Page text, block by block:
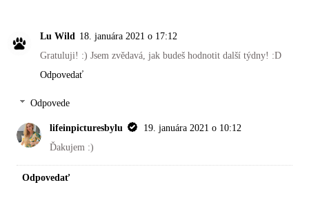
Lu Wild 18. januára 2021 o 17:12
Gratuluji! :) Jsem zvědavá, jak budeš hodnotit další týdny! :D
Odpovedať
Odpovede
lifeinpicturesbylu
19. januára 2021 o 10:12
Ďakujem :)
Odpovedať